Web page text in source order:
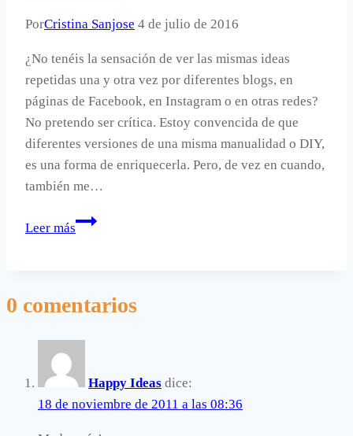
PorCristina Sanjose 4 de julio de 2016
¿No tenéis la sensación de ver las mismas ideas
repetidas una y otra vez por diferentes blogs, en
páginas de Facebook, en Instagram o en otras redes?
No pretendo ser crítica. Estoy convencida de que
diferentes versiones de una misma manualidad o DIY,
es una forma de enriquecerla. Pero, de vez en cuando,
también me…
Leer más
Una
jardín
invernadero
0 comentarios
Happy Ideas dice:
18 de noviembre de 2011 a las 08:36